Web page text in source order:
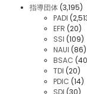
指導団体 (3,195)
PADI
EFR (20)
SSI (109)
NAUI (86)
BSAC
TDI (20)
PDIC (14)
SDI (30)